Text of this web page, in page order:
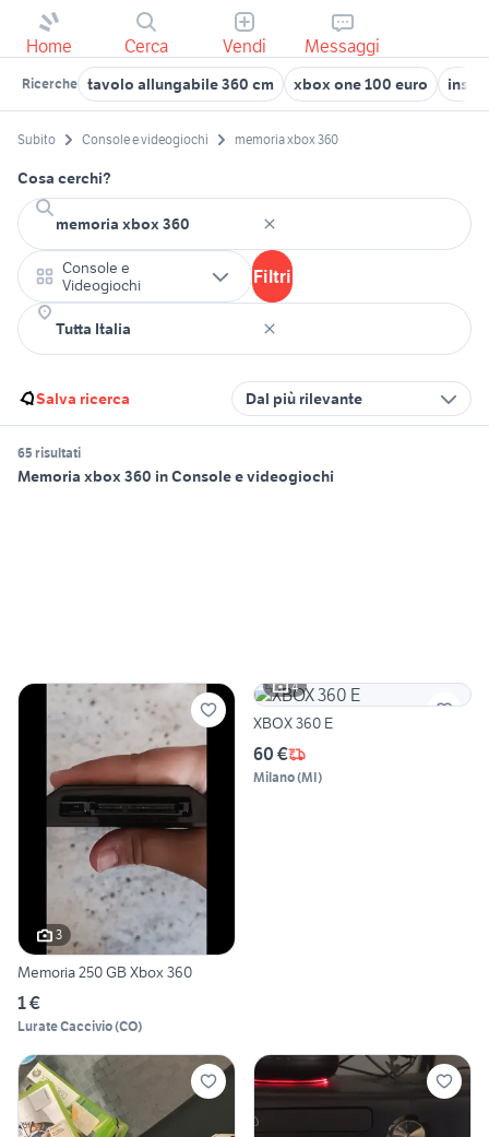
Home Cerca Vendi Messaggi
Ricerche tavolo allungabile 360 cm xbox one 100 euro
Subito Console e videogiochi memoria xbox 360
Cosa cerchi?
Console e
Videogiochi
Filtri
Salva ricerca Dal più rilevante
65 risultati
Memoria xbox 360 in Console e videogiochi
3
Memoria 250 GB Xbox 360
1 €
Lurate Caccivio(CO)
4
XBOX 360 E
60 €
Milano(MI)